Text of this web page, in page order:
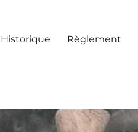
Historique Règlement